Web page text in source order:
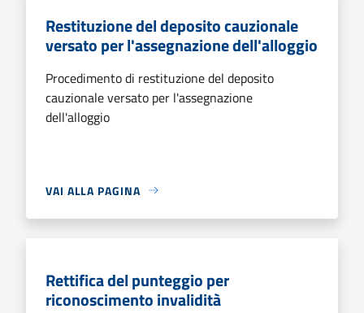
Restituzione del deposito cauzionale
versato per l'assegnazione dell'alloggio
Procedimento di restituzione del deposito
cauzionale versato per l'assegnazione
dell'alloggio
VAI ALLA PAGINA
Rettifica del punteggio per
riconoscimento invalidità